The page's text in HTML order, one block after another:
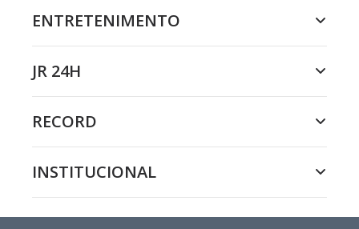
ENTRETENIMENTO
JR 24H
RECORD
INSTITUCIONAL